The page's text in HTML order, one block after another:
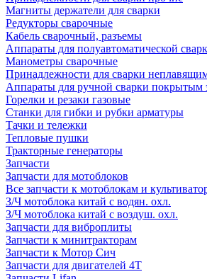
Магниты держатели для сварки
Редукторы сварочные
Кабель сварочный, разъемы
Аппараты для полуавтоматической
Манометры сварочные
Принадлежности для сварки
Аппараты для ручной сварки покрытым
Горелки и резаки газовые
Станки для гибки и рубки арматуры
Тачки и тележки
Тепловые пушки
Тракторные генераторы
Запчасти
Запчасти для мотоблоков
Все запчасти к мотоблокам и
З/Ч мотоблока китай с водян. охл.
З/Ч мотоблока китай с воздуш. охл.
Запчасти для виброплиты
Запчасти к минитракторам
Запчасти к Мотор Сич
Запчасти для двигателей 4Т